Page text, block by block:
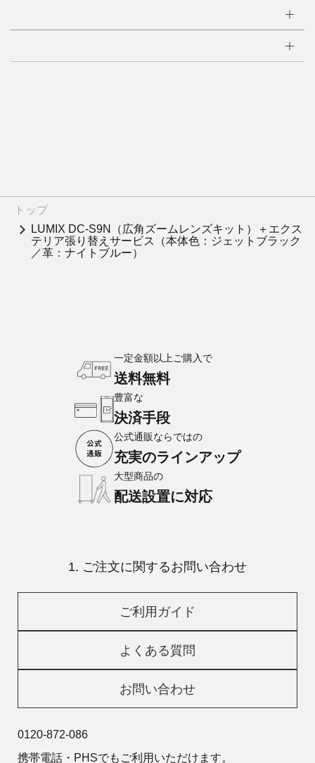
トップ
LUMIX DC-S9N（広角ズームレンズキット）＋エクス
テリア張り替えサービス（本体色：ジェットブラック
／革：ナイトブルー）
一定金額以上ご購入で
送料無料
豊富な
決済手段
公式通販ならではの
充実のラインアップ
大型商品の
配送設置に対応
1. ご注文に関するお問い合わせ
ご利用ガイド
よくある質問
お問い合わせ
0120-872-086
携帯電話・PHSでもご利用いただけます。